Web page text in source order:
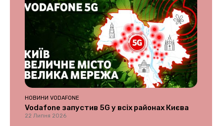
НОВИНИ VODAFONE
Vodafone запустив 5G у всіх районах Києва
22 Липня 2026